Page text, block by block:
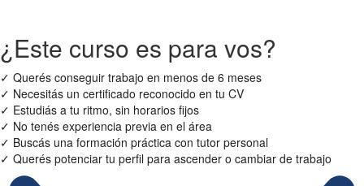
¿Este curso es para vos?
✓ Querés conseguir trabajo en menos de 6 meses
✓ Necesitás un certificado reconocido en tu CV
✓ Estudiás a tu ritmo, sin horarios fijos
✓ No tenés experiencia previa en el área
✓ Buscás una formación práctica con tutor personal
✓ Querés potenciar tu perfil para ascender o cambiar de trabajo